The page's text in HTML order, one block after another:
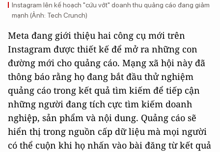
Instagram lên kế hoạch "cứu vớt" doanh thu quảng cáo đang giảm
mạnh (Ảnh: Tech Crunch)
Meta đang giới thiệu hai công cụ mới trên
Instagram được thiết kế để mở ra những con
đường mới cho quảng cáo. Mạng xã hội này đã
thông báo rằng họ đang bắt đầu thử nghiệm
quảng cáo trong kết quả tìm kiếm để tiếp cận
những người đang tích cực tìm kiếm doanh
nghiệp, sản phẩm và nội dung. Quảng cáo sẽ
hiển thị trong nguồn cấp dữ liệu mà mọi người
có thể cuộn khi họ nhấn vào bài đăng từ kết quả